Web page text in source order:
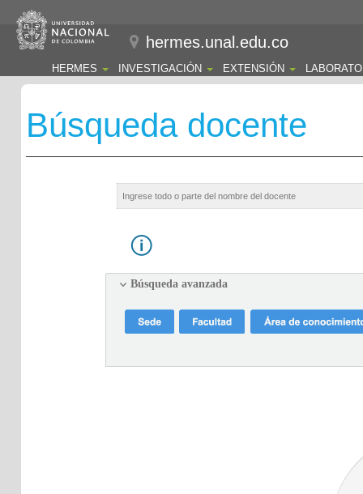
hermes.unal.edu.co
HERMES INVESTIGACIÓN EXTENSIÓN
Búsqueda docente
Búsqueda avanzada